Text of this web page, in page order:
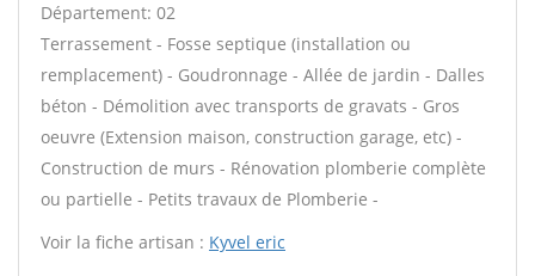
Département: 02
Terrassement - Fosse septique (installation ou
remplacement) - Goudronnage - Allée de jardin - Dalles
béton - Démolition avec transports de gravats - Gros
oeuvre (Extension maison, construction garage, etc) -
Construction de murs - Rénovation plomberie complète
ou partielle - Petits travaux de Plomberie -
Voir la fiche artisan : Kyvel eric